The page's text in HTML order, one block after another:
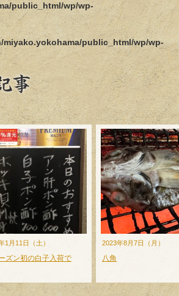
public_html/wp/wp-
miyako.yokohama/public_html/wp/wp-
事
1月11日（土）
ズン初の白子入荷で
2023年8月7日（月）
八角